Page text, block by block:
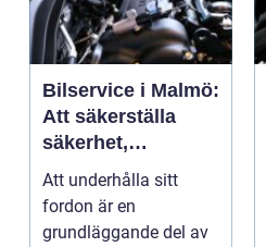
Bilservice i Malmö:
Att säkerställa
säkerhet,
prestanda och
hållbarhet
Att underhålla sitt
fordon är en
grundläggande del av